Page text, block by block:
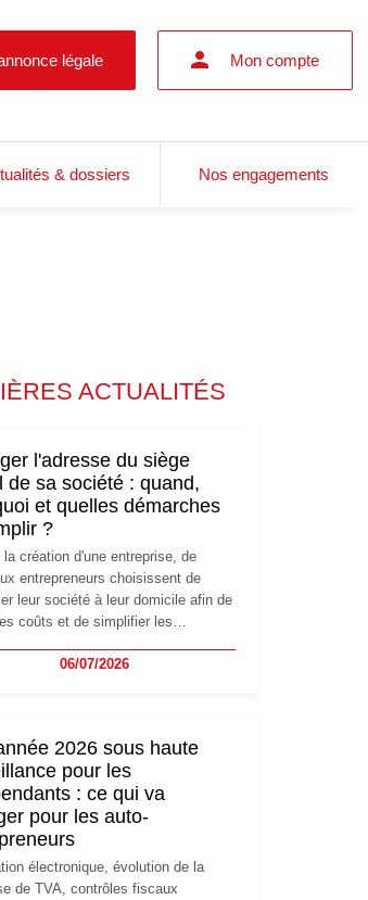
légale Mon compte
& dossiers Nos engagements
ACTUALITÉS
l'adresse du siège
de sa société : quand,
et quelles démarches
?
la création d'une entreprise, de
entrepreneurs choisissent de
leur société à leur domicile afin de
coûts et de simplifier les
cette solution peut rapidement
répond souvent à une nouvelle
la vie de l'entreprise et implique
formalités obligatoires.
06/07/2026
2026 sous haute
pour les
: ce qui va
pour les auto-
électronique, évolution de la
de TVA, contrôles fiscaux